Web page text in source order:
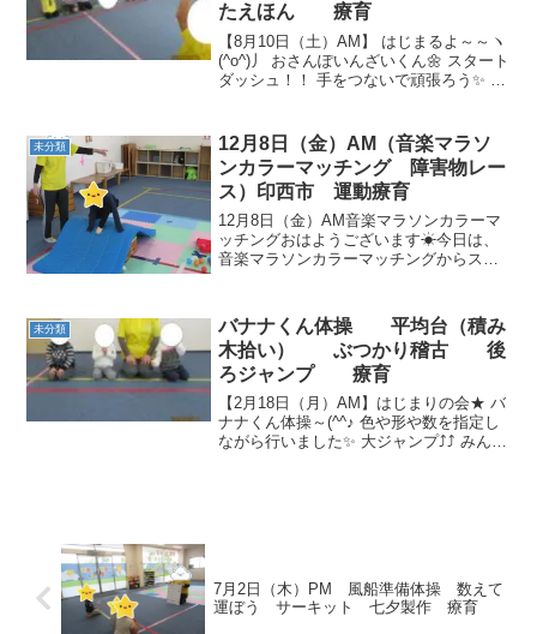
たえほん 療育
【8月10日（土）AM】 はじまるよ～～ヽ
(^o^)丿 おさんぽいんざいくん🌼 スタート
ダッシュ！！ 手をつないで頑張ろう✨ サ
未分類
12月8日（金）AM（音楽マラソ
ンカラーマッチング 障害物レー
ス）印西市 運動療育
12月8日（金）AM音楽マラソンカラーマ
ッチングおはようございます☀今日は、
音楽マラソンカラーマッチングからスタ
👣 次は・・・イテテでこぼこ道を進み
ます！おっ！音が...
未分類
バナナくん体操 平均台（積み
木拾い） ぶつかり稽古 後
ろジャンプ 療育
【2月18日（月）AM】はじまりの会★ バ
ナナくん体操～(^^♪ 色や形や数を指定し
ながら行いました✨ 大ジャンプ⤴⤴ みんな
7月2日（木）PM 風船準備体操 数えて
運ぼう サーキット 七夕製作 療育